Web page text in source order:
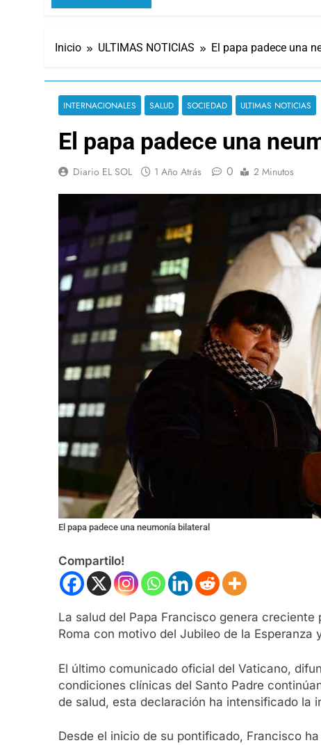
Inicio ULTIMAS NOTICIAS El papa padece una
INTERNACIONALES SALUD SOCIEDAD ULTIMAS NOTICIAS
El papa padece una
Diario EL SOL 1 Año Atrás 0 2 Minutos
El papa padece una neumonía bilateral
Compartilo!
La salud del Papa Francisco genera
Roma con motivo del Jubileo de la
El último comunicado oficial del Vaticano,
condiciones clínicas del Santo Padre
de salud, esta declaración ha intensificado la
Desde el inicio de su pontificado, Francisco